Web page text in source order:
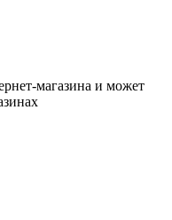
магазина и может